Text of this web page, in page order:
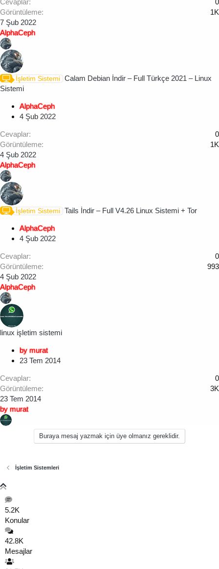
Cevaplar
0
Görüntüleme
1K
7 Şub 2022
AlphaCeph
İşletim Sistemi Calam Debian İndir – Full Türkçe 2021 – Linux
Sistemi
AlphaCeph
4 Şub 2022
Cevaplar
0
Görüntüleme
1K
4 Şub 2022
AlphaCeph
İşletim Sistemi Tails İndir – Full V4.26 Linux Sistemi + Tor
AlphaCeph
4 Şub 2022
Cevaplar
0
Görüntüleme
993
4 Şub 2022
AlphaCeph
linux işletim sistemi
by murat
23 Tem 2014
Cevaplar
0
Görüntüleme
3K
23 Tem 2014
by murat
Buraya mesaj yazmak için üye olmanız gereklidir.
İşletim Sistemleri
5.2K
Konular
42.8K
Mesajlar